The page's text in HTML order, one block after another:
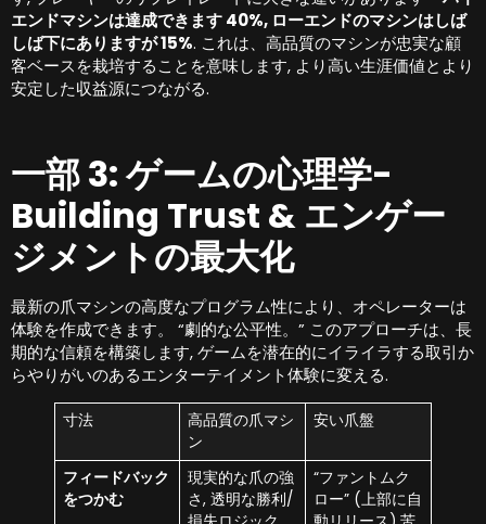
エンドマシンは達成できます 40%, ローエンドのマシンはしば
しば下にありますが 15%. これは、高品質のマシンが忠実な顧
客ベースを栽培することを意味します, より高い生涯価値とより
安定した収益源につながる.
一部 3: ゲームの心理学-
Building Trust & エンゲー
ジメントの最大化
最新の爪マシンの高度なプログラム性により、オペレーターは
体験を作成できます。 “劇的な公平性。” このアプローチは、長
期的な信頼を構築します, ゲームを潜在的にイライラする取引か
らやりがいのあるエンターテイメント体験に変える.
寸法
高品質の爪マシ
ン
安い爪盤
フィードバック
をつかむ
現実的な爪の強
さ, 透明な勝利/
“ファントムク
ロー” (上部に自